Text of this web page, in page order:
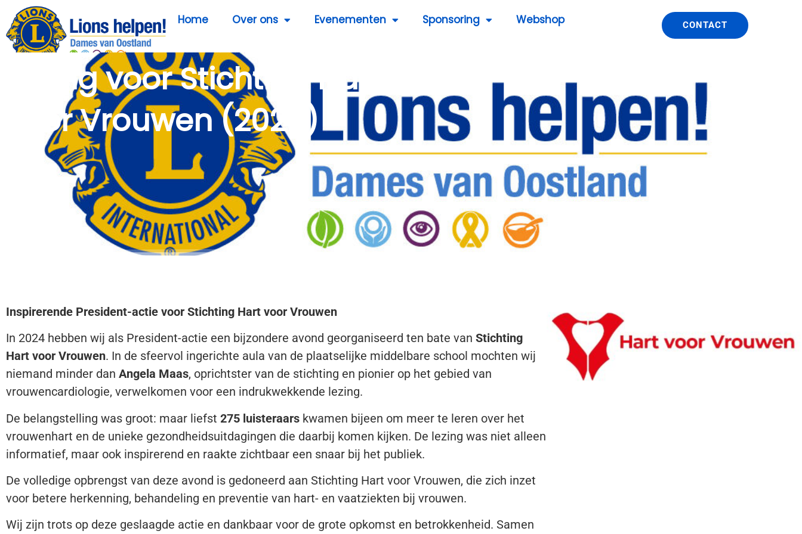
Home Over ons Evenementen Sponsoring Webshop CONTACT
Lezing voor Stichting Hart
voor Vrouwen (2025)
Inspirerende President-actie voor Stichting Hart voor Vrouwen
In 2024 hebben wij als President-actie een bijzondere avond georganiseerd ten bate van Stichting
Hart voor Vrouwen. In de sfeervol ingerichte aula van de plaatselijke middelbare school mochten wij
niemand minder dan Angela Maas, oprichtster van de stichting en pionier op het gebied van
vrouwencardiologie, verwelkomen voor een indrukwekkende lezing.
De belangstelling was groot: maar liefst 275 luisteraars kwamen bijeen om meer te leren over het
vrouwenhart en de unieke gezondheidsuitdagingen die daarbij komen kijken. De lezing was niet alleen
informatief, maar ook inspirerend en raakte zichtbaar een snaar bij het publiek.
De volledige opbrengst van deze avond is gedoneerd aan Stichting Hart voor Vrouwen, die zich inzet
voor betere herkenning, behandeling en preventie van hart- en vaatziekten bij vrouwen.
Wij zijn trots op deze geslaagde actie en dankbaar voor de grote opkomst en betrokkenheid. Samen